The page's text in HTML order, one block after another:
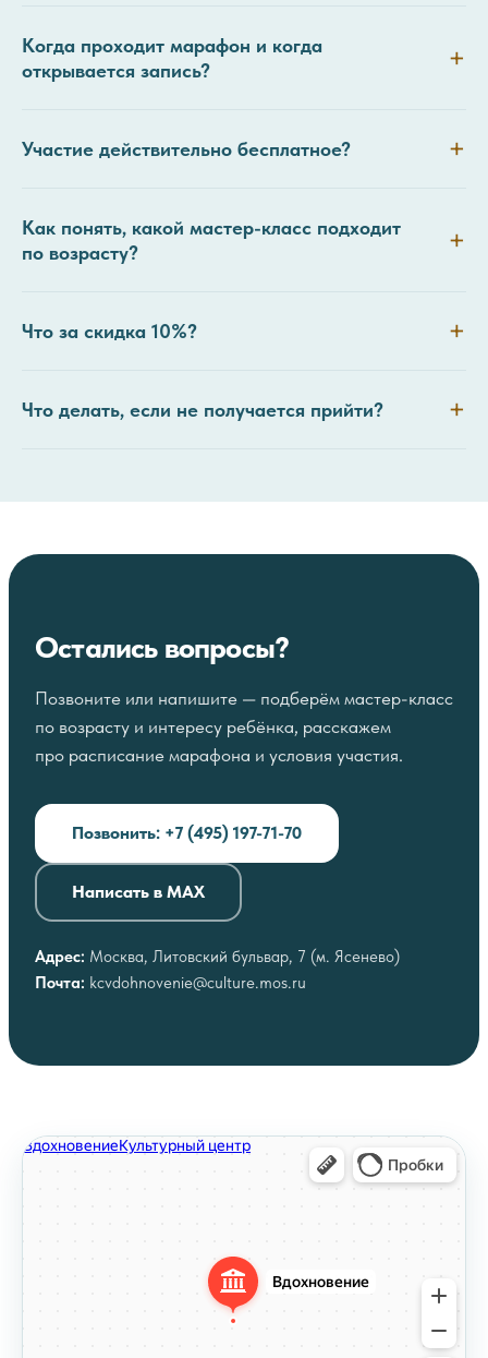
Когда проходит марафон и когда
открывается запись?
Участие действительно бесплатное?
Как понять, какой мастер-класс подходит
по возрасту?
Что за скидка 10%?
Что делать, если не получается прийти?
Остались вопросы?
Позвоните или напишите — подберём мастер-класс
по возрасту и интересу ребёнка, расскажем
про расписание марафона и условия участия.
Позвонить: +7 (495) 197-71-70
Написать в MAX
Адрес: Москва, Литовский бульвар, 7 (м. Ясенево)
Почта: kcvdohnovenie@culture.mos.ru